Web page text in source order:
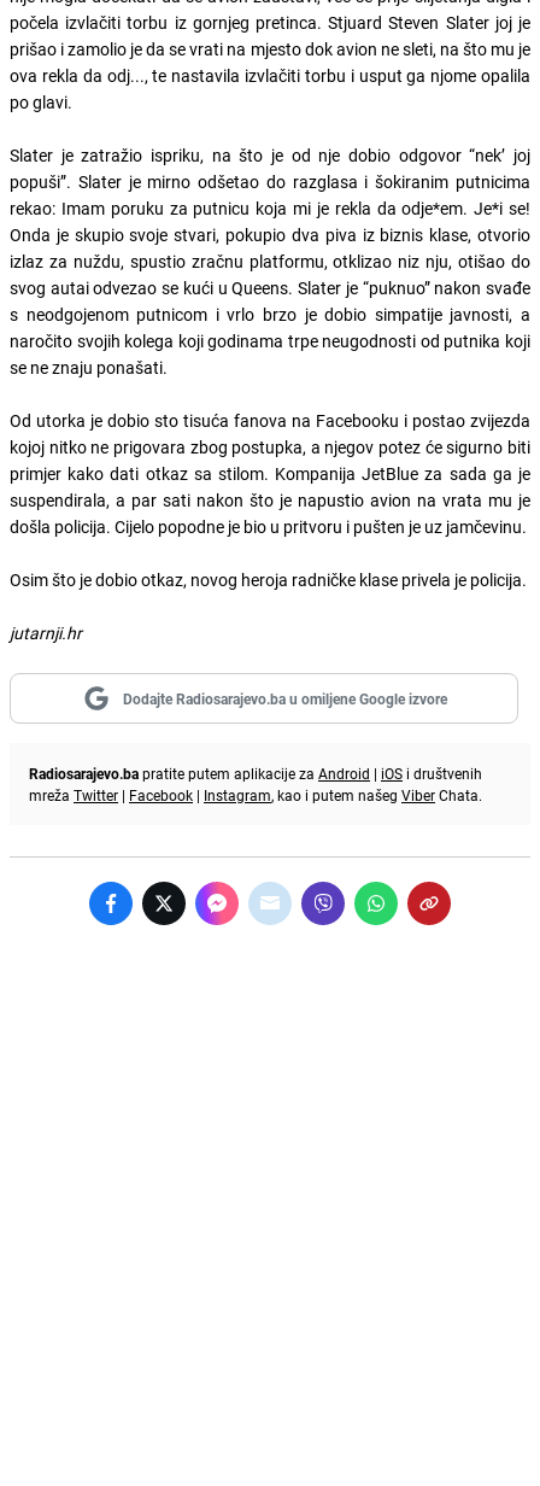
počela izvlačiti torbu iz gornjeg pretinca. Stjuard Steven Slater joj je
prišao i zamolio je da se vrati na mjesto dok avion ne sleti, na što mu je
ova rekla da odj..., te nastavila izvlačiti torbu i usput ga njome opalila
po glavi.
Slater je zatražio ispriku, na što je od nje dobio odgovor “nek’ joj
popuši”. Slater je mirno odšetao do razglasa i šokiranim putnicima
rekao: Imam poruku za putnicu koja mi je rekla da odje*em. Je*i se!
Onda je skupio svoje stvari, pokupio dva piva iz biznis klase, otvorio
izlaz za nuždu, spustio zračnu platformu, otklizao niz nju, otišao do
svog autai odvezao se kući u Queens. Slater je “puknuo” nakon svađe
s neodgojenom putnicom i vrlo brzo je dobio simpatije javnosti, a
naročito svojih kolega koji godinama trpe neugodnosti od putnika koji
se ne znaju ponašati.
Od utorka je dobio sto tisuća fanova na Facebooku i postao zvijezda
kojoj nitko ne prigovara zbog postupka, a njegov potez će sigurno biti
primjer kako dati otkaz sa stilom. Kompanija JetBlue za sada ga je
suspendirala, a par sati nakon što je napustio avion na vrata mu je
došla policija. Cijelo popodne je bio u pritvoru i pušten je uz jamčevinu.
Osim što je dobio otkaz, novog heroja radničke klase privela je policija.
jutarnji.hr
Dodajte Radiosarajevo.ba u omiljene Google izvore
Radiosarajevo.bapratite putem aplikacije za Android | iOS i društvenih
mreža Twitter | Facebook | Instagram, kao i putem našeg ViberChata.